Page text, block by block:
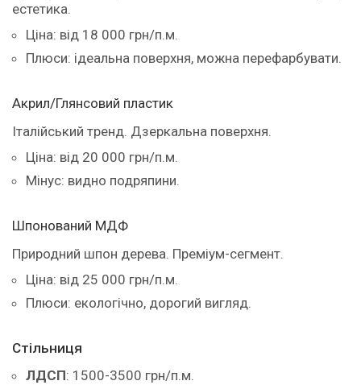
естетика.
Ціна: від 18 000 грн/п.м.
Плюси: ідеальна поверхня, можна перефарбувати.
Акрил/Глянсовий пластик
Італійський тренд. Дзеркальна поверхня.
Ціна: від 20 000 грн/п.м.
Мінус: видно подряпини.
Шпонований МДФ
Природний шпон дерева. Преміум-сегмент.
Ціна: від 25 000 грн/п.м.
Плюси: екологічно, дорогий вигляд.
Стільниця
ЛДСП: 1500-3500 грн/п.м.